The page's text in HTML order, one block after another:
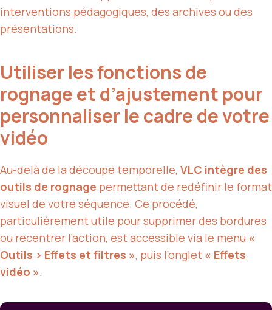
interventions pédagogiques, des archives ou des
présentations.
Utiliser les fonctions de
rognage et d’ajustement pour
personnaliser le cadre de votre
vidéo
Au-delà de la découpe temporelle, VLC intègre des
outils de rognage permettant de redéfinir le format
visuel de votre séquence. Ce procédé,
particulièrement utile pour supprimer des bordures
ou recentrer l’action, est accessible via le menu «
Outils > Effets et filtres », puis l’onglet « Effets
vidéo ».